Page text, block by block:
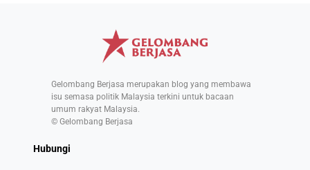
Gelombang Berjasa merupakan blog yang membawa
isu semasa politik Malaysia terkini untuk bacaan
umum rakyat Malaysia.
© Gelombang Berjasa
Hubungi